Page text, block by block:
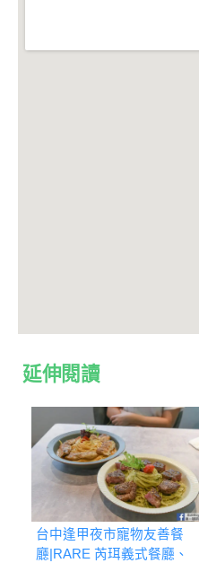
延伸閱讀
台中逢甲夜市寵物友善餐
廳|RARE 芮珥義式餐廳、